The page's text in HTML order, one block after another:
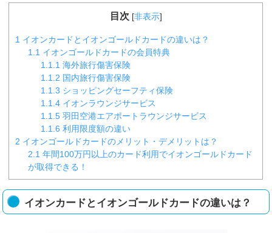
目次 [非表示]
1 イオンカードとイオンゴールドカードの違いは？
1.1 イオンゴールドカードの会員特典
1.1.1 海外旅行傷害保険
1.1.2 国内旅行傷害保険
1.1.3 ショッピングセーフティ保険
1.1.4 イオンラウンジサービス
1.1.5 羽田空港エアポートラウンジサービス
1.1.6 利用限度額の違い
2 イオンゴールドカードのメリット・デメリットは？
2.1 年間100万円以上のカード利用でイオンゴールドカード
が取得できる！
イオンカードとイオンゴールドカードの違いは？